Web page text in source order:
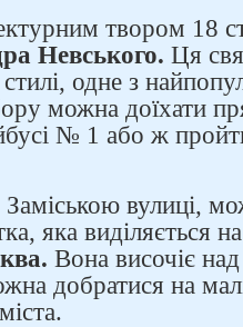
твором 18
Невського. Ця
одне з
можна доїхати
№ 1 або ж
вулиці,
яка виділяється
Вона височіє
добратися на